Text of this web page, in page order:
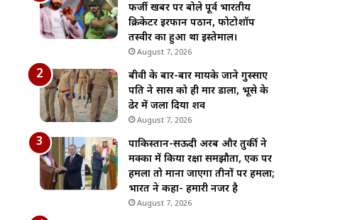
फर्जी खबर पर बोले पूर्व भारतीय
क्रिकेटर इरफान पठान, फोटोशॉप
तस्वीर का हुआ था इस्तेमाल।
August 7, 2026
बीवी के बार-बार मायके जाने गुस्साए
पति ने सास को ही मार डाला, भूसे के
ढेर में जला दिया शव
August 7, 2026
पाकिस्तान-सऊदी अरब और तुर्की ने
मक्का में किया रक्षा समझौता, एक पर
हमला तो माना जाएगा तीनों पर हमला;
भारत ने कहा- हमारी नजर है
August 7, 2026